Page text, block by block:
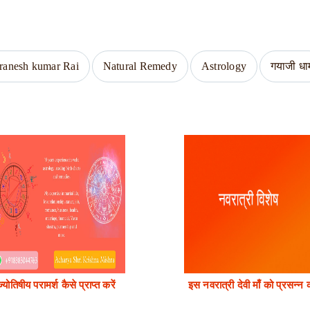
kumar Rai Natural Remedy Astrology गयाजी
परामर्श कैसे प्राप्त करें इस नवरात्री देवी माँ को प्रसन्न